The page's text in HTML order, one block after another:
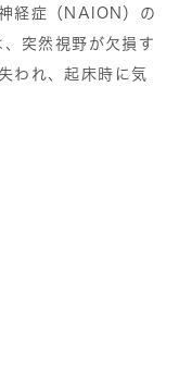
経症（NAION）の
突然視野が欠損す
われ、起床時に気